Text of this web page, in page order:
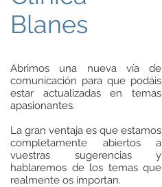
Blanes
Abrimos una nueva vía de
comunicación para que podáis
estar actualizadas en temas
apasionantes.
La gran ventaja es que estamos
completamente abiertos a
vuestras sugerencias y
hablaremos de los temas que
realmente os importan.